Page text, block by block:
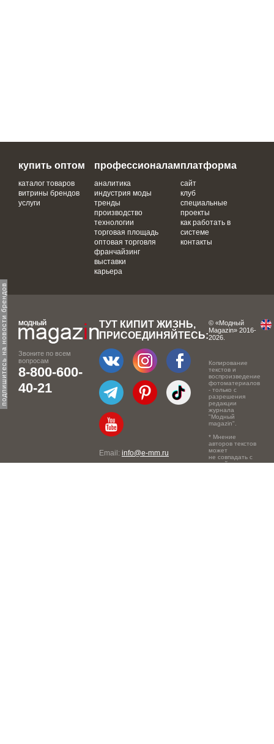
подпишитесь на новости брендов
купить оптом
каталог товаров
витрины брендов
услуги
профессионалам
аналитика
индустрия моды
тренды
производство
технологии
торговая площадь
оптовая торговля
франчайзинг
выставки
карьера
платформа
сайт
клуб
специальные
проекты
как работать в
системе
контакты
Звоните по всем
вопросам
8-800-600-
40-21
ТУТ КИПИТ ЖИЗНЬ,
ПРИСОЕДИНЯЙТЕСЬ:
Email: info@e-mm.ru
© «Модный
Magazin» 2016-
2026.
Копирование
текстов и
воспроизведение
фотоматериалов
- только с
разрешения
редакции
журнала
"Модный
magazin".
* Мнение
авторов текстов
может
не совпадать с
точкой зрения